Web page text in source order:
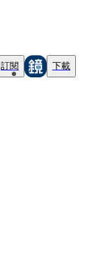
訂閱 下載